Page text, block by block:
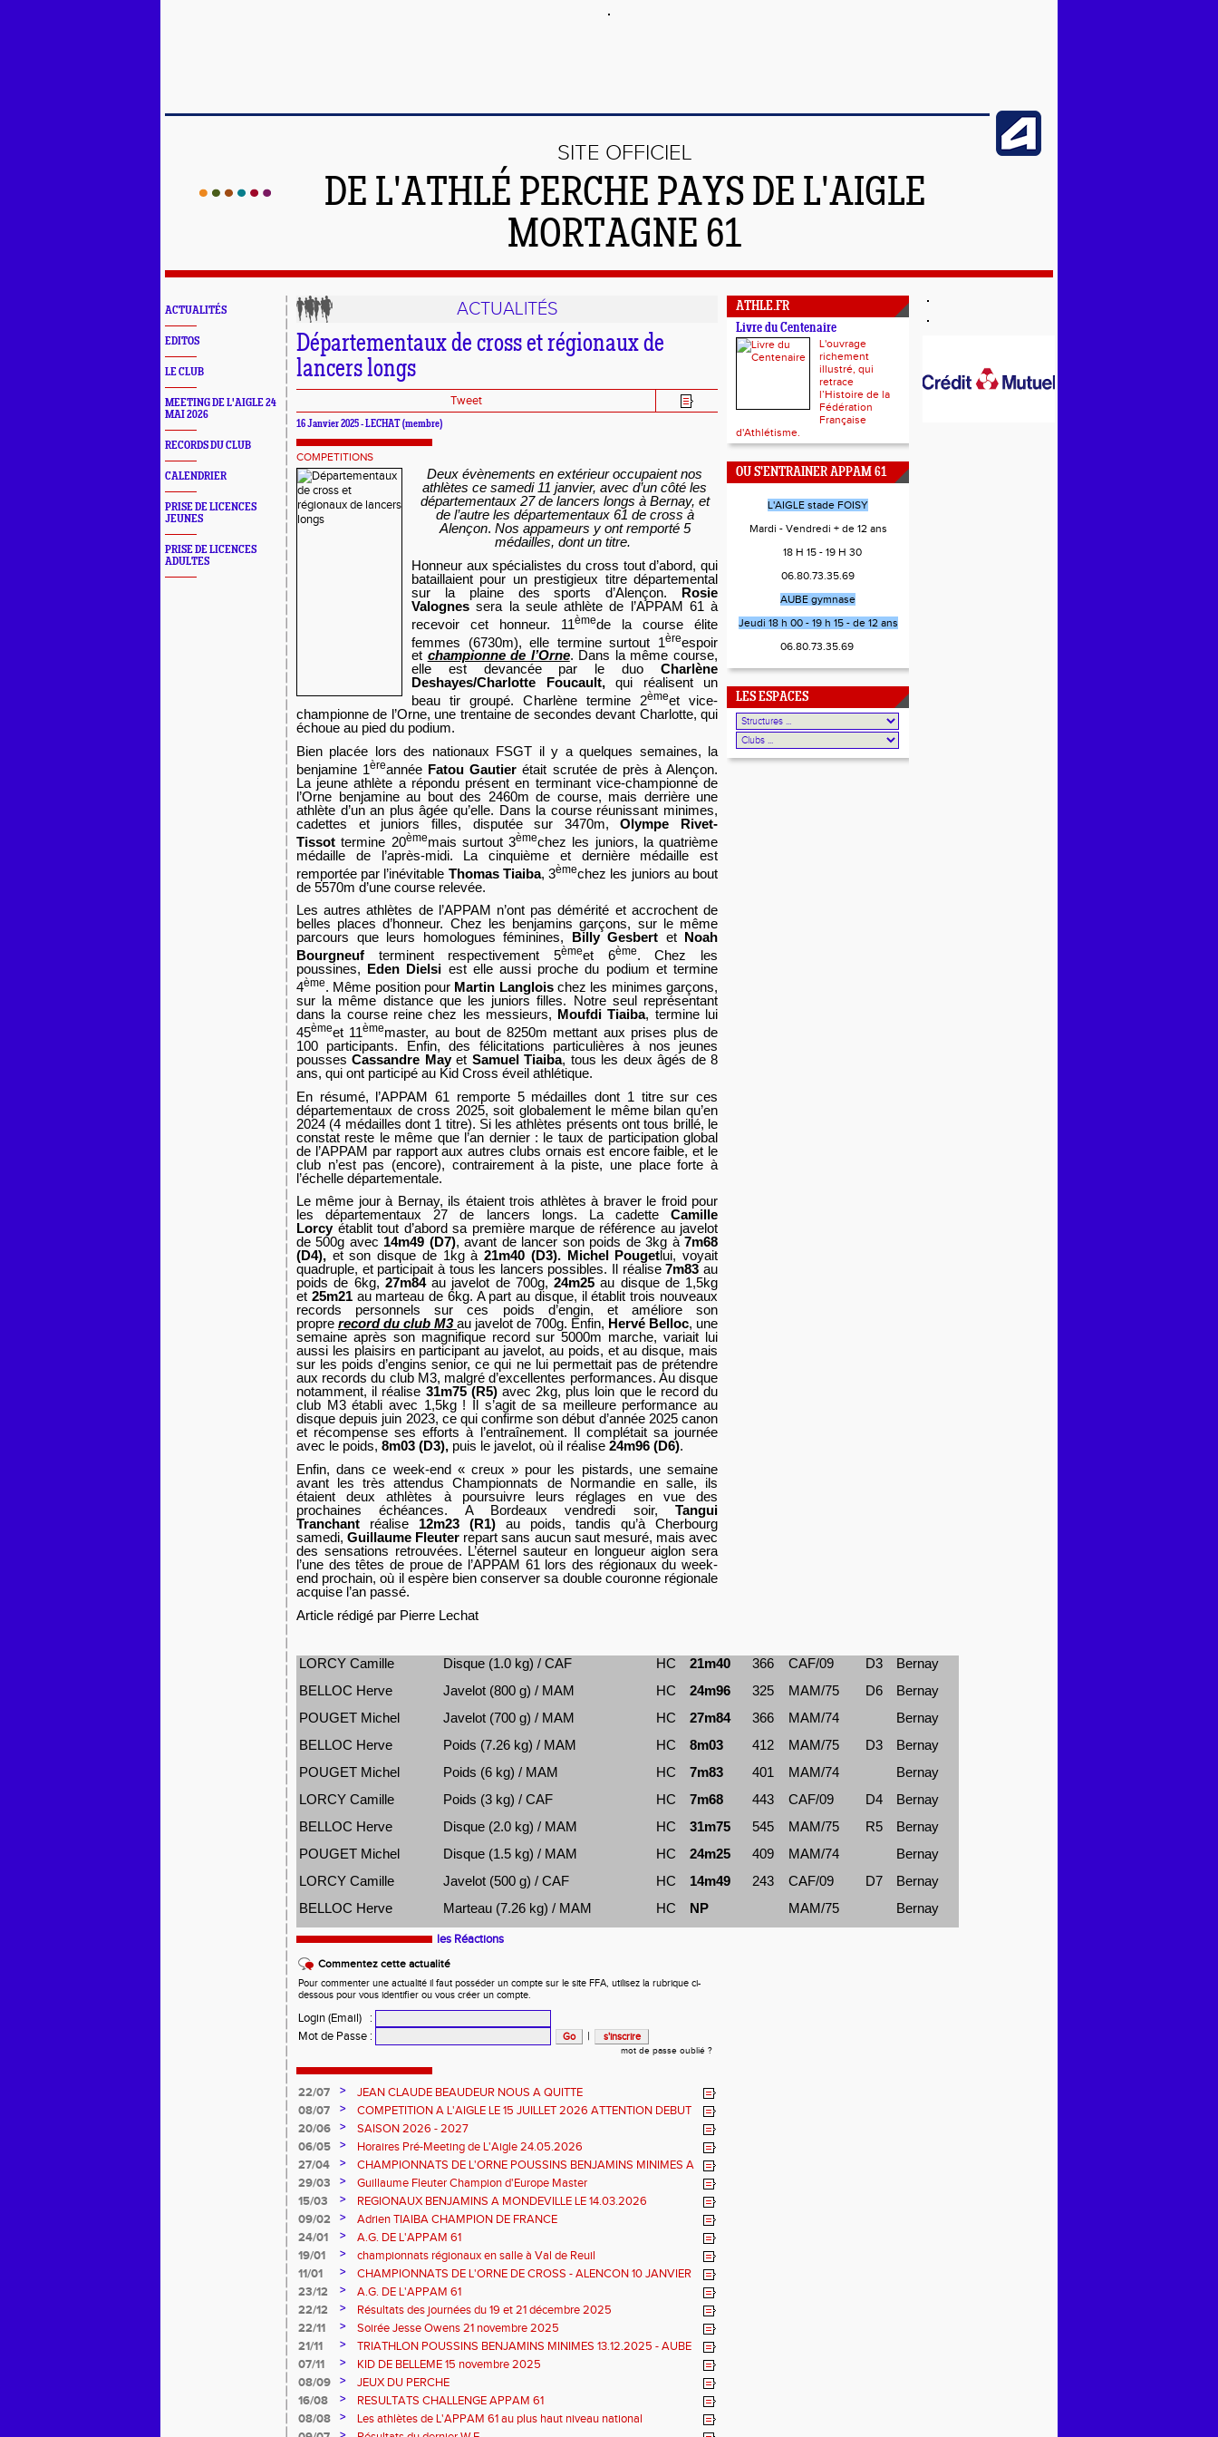
SITE OFFICIEL
DE L'ATHLÉ PERCHE PAYS DE L'AIGLE
MORTAGNE 61
ACTUALITÉS
EDITOS
LE CLUB
MEETING DE L'AIGLE 24
MAI 2026
RECORDS DU CLUB
CALENDRIER
PRISE DE LICENCES
JEUNES
PRISE DE LICENCES
ADULTES
ACTUALITÉS
Départementaux de cross et régionaux de
lancers longs
Tweet
16 Janvier 2025 - LECHAT (membre)
COMPETITIONS
Deux évènements en extérieur occupaient nos
athlètes ce samedi 11 janvier, avec d’un côté les
départementaux 27 de lancers longs à Bernay, et
de l’autre les départementaux 61 de cross à
Alençon. Nos appameurs y ont remporté 5
médailles, dont un titre.
Honneur aux spécialistes du cross tout d’abord, qui
bataillaient pour un prestigieux titre départemental
sur la plaine des sports d’Alençon.
Rosie
Valognessera la seule athlète de l’APPAM 61 à
recevoir cet honneur. 11èmede la course élite
femmes (6730m), elle termine surtout 1èreespoir
et championne de l’Orne. Dans la même course,
elle est devancée par le duo Charlène
Deshayes/Charlotte Foucault, qui réalisent un
beau tir groupé. Charlène termine 2èmeet vice-
championne de l’Orne, une trentaine de secondes devant Charlotte, qui
échoue au pied du podium.
Bien placée lors des nationaux FSGT il y a quelques semaines, la
benjamine 1èreannée Fatou Gautierétait scrutée de près à Alençon.
La jeune athlète a répondu présent en terminant vice-championne de
l’Orne benjamine au bout des 2460m de course, mais derrière une
athlète d’un an plus âgée qu’elle. Dans la course réunissant minimes,
cadettes et juniors filles, disputée sur 3470m,Olympe Rivet-
Tissottermine 20èmemais surtout 3èmechez les juniors, la quatrième
médaille de l’après-midi. La cinquième et dernière médaille est
remportée par l’inévitable Thomas Tiaiba, 3èmechez les juniors au bout
de 5570m d’une course relevée.
Les autres athlètes de l’APPAM n’ont pas démérité et accrochent de
belles places d’honneur. Chez les benjamins garçons, sur le même
parcours que leurs homologues féminines,
Billy Gesbert et
Noah
Bourgneuf terminent respectivement 5èmeet 6ème. Chez les
poussines,
Eden Dielsi est elle aussi proche du podium et termine
4ème. Même position pour Martin Langloischez les minimes garçons,
sur la même distance que les juniors filles. Notre seul représentant
dans la course reine chez les messieurs, Moufdi Tiaiba, termine lui
45èmeet 11èmemaster, au bout de 8250m mettant aux prises plus de
100 participants. Enfin, des félicitations particulières à nos jeunes
poussesCassandre Mayet Samuel Tiaiba, tous les deux âgés de 8
ans, qui ont participé au Kid Cross éveil athlétique.
En résumé, l’APPAM 61 remporte 5 médailles dont 1 titre sur ces
départementaux de cross 2025, soit globalement le même bilan qu’en
2024 (4 médailles dont 1 titre). Si les athlètes présents ont tous brillé, le
constat reste le même que l’an dernier : le taux de participation global
de l’APPAM par rapport aux autres clubs ornais est encore faible, et le
club n’est pas (encore), contrairement à la piste, une place forte à
l’échelle départementale.
Le même jour à Bernay, ils étaient trois athlètes à braver le froid pour
les départementaux 27 de lancers longs. La cadette Camille
Lorcy établit tout d’abord sa première marque de référence au javelot
de 500g avec 14m49 (D7), avant de lancer son poids de 3kg à7m68
(D4), et son disque de 1kg à21m40 (D3). Michel Pouget lui, voyait
quadruple, et participait à tous les lancers possibles. Il réalise7m83au
poids de 6kg, 27m84 au javelot de 700g, 24m25au disque de 1,5kg
et 25m21 au marteau de 6kg. A part au disque, il établit trois nouveaux
records personnels sur ces poids d’engin, et améliore son
propre record du club M3au javelot de 700g. Enfin, Hervé Belloc, une
semaine après son magnifique record sur 5000m marche, variait lui
aussi les plaisirs en participant au javelot, au poids, et au disque, mais
sur les poids d’engins senior, ce qui ne lui permettait pas de prétendre
aux records du club M3, malgré d’excellentes performances. Au disque
notamment, il réalise 31m75 (R5) avec 2kg, plus loin que le record du
club M3 établi avec 1,5kg ! Il s’agit de sa meilleure performance au
disque depuis juin 2023, ce qui confirme son début d’année 2025 canon
et récompense ses efforts à l’entraînement. Il complétait sa journée
avec le poids, 8m03 (D3), puis le javelot, où il réalise 24m96 (D6).
Enfin, dans ce week-end « creux » pour les pistards, une semaine
avant les très attendus Championnats de Normandie en salle, ils
étaient deux athlètes à poursuivre leurs réglages en vue des
prochaines échéances. A Bordeaux vendredi soir, Tangui
Tranchant réalise 12m23 (R1) au poids, tandis qu’à Cherbourg
samedi,Guillaume Fleuter repart sans aucun saut mesuré, mais avec
des sensations retrouvées. L’éternel sauteur en longueur aiglon sera
l’une des têtes de proue de l’APPAM 61 lors des régionaux du week-
end prochain, où il espère bien conserver sa double couronne régionale
acquise l’an passé.
Article rédigé par Pierre Lechat
LORCY Camille Disque (1.0 kg) / CAF HC 21m40 366 CAF/09 D3
Bernay
BELLOC Herve
Javelot (800 g) / MAM HC 24m96 325 MAM/75 D6
Bernay
POUGET Michel
Javelot (700 g) / MAM HC 27m84 366 MAM/74
Bernay
BELLOC Herve
Poids (7.26 kg) / MAM HC 8m03 412 MAM/75 D3
Bernay
POUGET Michel
Poids (6 kg) / MAM HC 7m83 401 MAM/74
Bernay
LORCY Camille
Poids (3 kg) / CAF HC 7m68 443 CAF/09 D4
Bernay
BELLOC Herve
Disque (2.0 kg) / MAM HC 31m75 545 MAM/75 R5
Bernay
POUGET Michel
Disque (1.5 kg) / MAM HC 24m25 409 MAM/74
Bernay
LORCY Camille
Javelot (500 g) / CAF HC 14m49 243 CAF/09 D7
Bernay
BELLOC Herve
Marteau (7.26 kg) / MAM HC NP MAM/75 Bernay
les Réactions
Commentez cette actualité
Pour commenter une actualité il faut posséder un compte sur le site FFA, utilisez la rubrique ci-
dessous pour vous identifier ou vous créer un compte.
Login (Email)
:
Mot de Passe : |
mot de passe oublié ?
22/07 >
JEAN CLAUDE BEAUDEUR NOUS A QUITTE
08/07
>
COMPETITION A L'AIGLE LE 15 JUILLET 2026 ATTENTION DEBUT
DES EPREUVES REPORTE A 20 H 45
20/06 >
SAISON 2026 - 2027
06/05
>
Horaires Pré-Meeting de L'Aigle 24.05.2026
27/04
>
CHAMPIONNATS DE L'ORNE POUSSINS BENJAMINS MINIMES A
L'AIGLE
29/03 >
Guillaume Fleuter Champion d'Europe Master
15/03
>
REGIONAUX BENJAMINS A MONDEVILLE LE 14.03.2026
09/02
>
Adrien TIAIBA CHAMPION DE FRANCE
24/01
>
A.G. DE L'APPAM 61
19/01
>
championnats régionaux en salle à Val de Reuil
11/01
>
CHAMPIONNATS DE L'ORNE DE CROSS - ALENCON 10 JANVIER
2026 et REGIONAUX D'EPREUVES COMBINEES
23/12 >
A.G. DE L'APPAM 61
22/12
>
Résultats des journées du 19 et 21 décembre 2025
22/11
>
Soirée Jesse Owens 21 novembre 2025
21/11
>
TRIATHLON POUSSINS BENJAMINS MINIMES 13.12.2025 - AUBE
07/11
>
KID DE BELLEME 15 novembre 2025
08/09
>
JEUX DU PERCHE
16/08
>
RESULTATS CHALLENGE APPAM 61
08/08
>
Les athlètes de L'APPAM 61 au plus haut niveau national
ATHLE.FR
Livre du Centenaire
L'ouvrage
richement
illustré, qui
retrace
l’Histoire de la
Fédération
Française
d'Athlétisme.
OU S'ENTRAINER APPAM 61
L'AIGLE stade FOISY
Mardi - Vendredi + de 12 ans
18 H 15 - 19 H 30
06.80.73.35.69
AUBE gymnase
Jeudi 18 h 00 - 19 h 15 - de 12 ans
06.80.73.35.69
LES ESPACES